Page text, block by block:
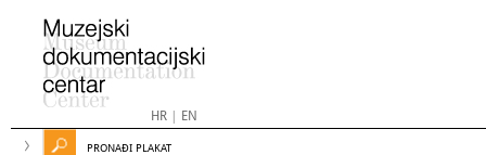
HR| EN
PRONAĐI PLAKAT